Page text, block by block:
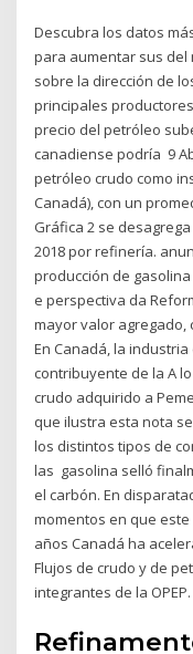
Descubra los datos
para aumentar sus del
sobre la dirección de
principales
precio del petróleo
canadiense podría 9
petróleo crudo como
Canadá), con un
Gráfica 2 se
2018 por refinería.
producción de
e perspectiva da
mayor valor agregado,
En Canadá, la
contribuyente de la A
crudo adquirido a
que ilustra esta nota
los distintos tipos de
las gasolina selló
el carbón. En
momentos en que
años Canadá ha
Flujos de crudo y de
integrantes de la OPEP.